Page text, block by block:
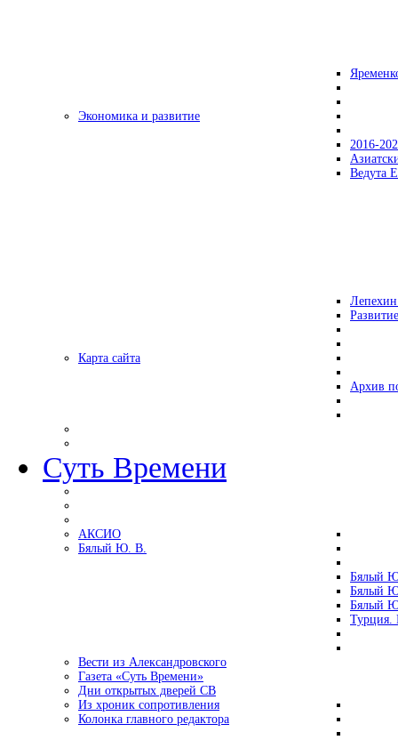
Экономика и развитие
2016-
Ведута
Карта сайта
Архив
Суть Времени
АКСИО
Бялый Ю. В.
Бялый
Бялый
Бялый
Турция.
Вести из Александровского
Газета «Суть Времени»
Дни открытых дверей СВ
Из хроник сопротивления
Колонка главного редактора